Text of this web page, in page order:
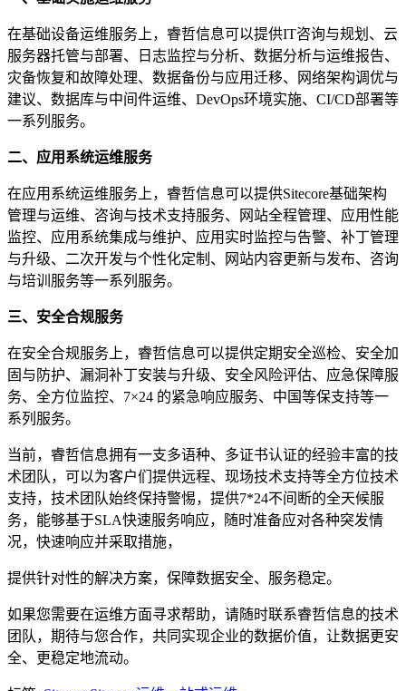
在基础设备运维服务上，睿哲信息可以提供IT咨询与规划、云
服务器托管与部署、日志监控与分析、数据分析与运维报告、
灾备恢复和故障处理、数据备份与应用迁移、网络架构调优与
建议、数据库与中间件运维、DevOps环境实施、CI/CD部署等
一系列服务。
二、 应用系统运维服务
在应用系统运维服务上，睿哲信息可以提供Sitecore基础架构
管理与运维、咨询与技术支持服务、网站全程管理、应用性能
监控、应用系统集成与维护、应用实时监控与告警、补丁管理
与升级、二次开发与个性化定制、网站内容更新与发布、咨询
与培训服务等一系列服务。
三、 安全合规服务
在安全合规服务上，睿哲信息可以提供定期安全巡检、安全加
固与防护、漏洞补丁安装与升级、安全风险评估、应急保障服
务、全方位监控、7×24 的紧急响应服务、中国等保支持等一
系列服务。
当前，睿哲信息拥有一支多语种、多证书认证的经验丰富的技
术团队，可以为客户们提供远程、现场技术支持等全方位技术
支持，技术团队始终保持警惕，提供7*24不间断的全天候服
务，能够基于SLA快速服务响应，随时准备应对各种突发情
况，快速响应并采取措施，
提供针对性的解决方案，保障数据安全、服务稳定。
如果您需要在运维方面寻求帮助，请随时联系睿哲信息的技术
团队，期待与您合作，共同实现企业的数据价值，让数据更安
全、更稳定地流动。